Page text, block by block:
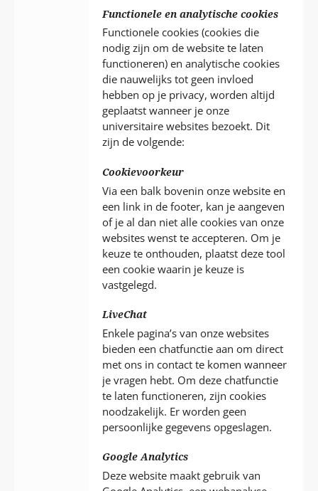
Functionele en analytische cookies
Functionele cookies (cookies die
nodig zijn om de website te laten
functioneren) en analytische cookies
die nauwelijks tot geen invloed
hebben op je privacy, worden altijd
geplaatst wanneer je onze
universitaire websites bezoekt. Dit
zijn de volgende:
Cookievoorkeur
Via een balk bovenin onze website en
een link in de footer, kan je aangeven
of je al dan niet alle cookies van onze
websites wenst te accepteren. Om je
keuze te onthouden, plaatst deze tool
een cookie waarin je keuze is
vastgelegd.
LiveChat
Enkele pagina’s van onze websites
bieden een chatfunctie aan om direct
met ons in contact te komen wanneer
je vragen hebt. Om deze chatfunctie
te laten functioneren, zijn cookies
noodzakelijk. Er worden geen
persoonlijke gegevens opgeslagen.
Google Analytics
Deze website maakt gebruik van